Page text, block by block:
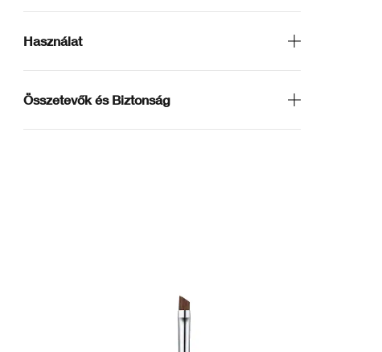
Használat
Összetevők és Biztonság